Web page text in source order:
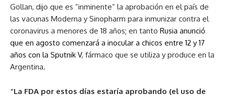
Gollan, dijo que es “inminente” la aprobación en el país de
las vacunas Moderna y Sinopharm para inmunizar contra el
coronavirus a menores de 18 años; en tanto Rusia anunció
que en agosto comenzará a inocular a chicos entre 12 y 17
años con la Sputnik V, fármaco que se utiliza y produce en la
Argentina.
“La FDA por estos días estaría aprobando (el uso de